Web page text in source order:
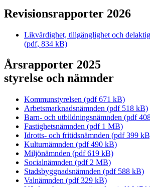
Revisionsrapporter 2026
Likvärdighet, tillgänglighet och
(pdf, 834 kB)
Årsrapporter 2025
styrelse och nämnder
Kommunstyrelsen (pdf 671 kB)
Arbetsmarknadsnämnden (pdf 518 kB)
Barn- och utbildningsnämnden (pdf
Fastighetsnämnden (pdf 1 MB)
Idrotts- och fritidsnämnden (pdf 399
Kulturnämnden (pdf 490 kB)
Miljönämnden (pdf 619 kB)
Socialnämnden (pdf 2 MB)
Stadsbyggnadsnämnden (pdf 588 kB)
Valnämnden (pdf 329 kB)